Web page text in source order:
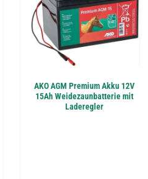
AKO AGM Premium Akku 12V
15Ah Weidezaunbatterie mit
Laderegler